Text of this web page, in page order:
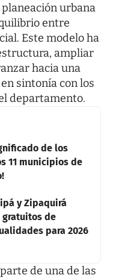
urbana
entre
Este modelo ha
ampliar
hacia una
sintonía con los
departamento.
de los
11 municipios de
y Zipaquirá
de
para 2026
de una de las